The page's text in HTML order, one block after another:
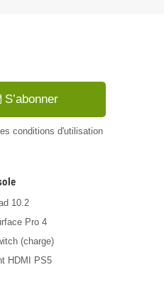
S’abonner
conditions d'utilisation
10.2
Pro 4
(charge)
HDMI PS5